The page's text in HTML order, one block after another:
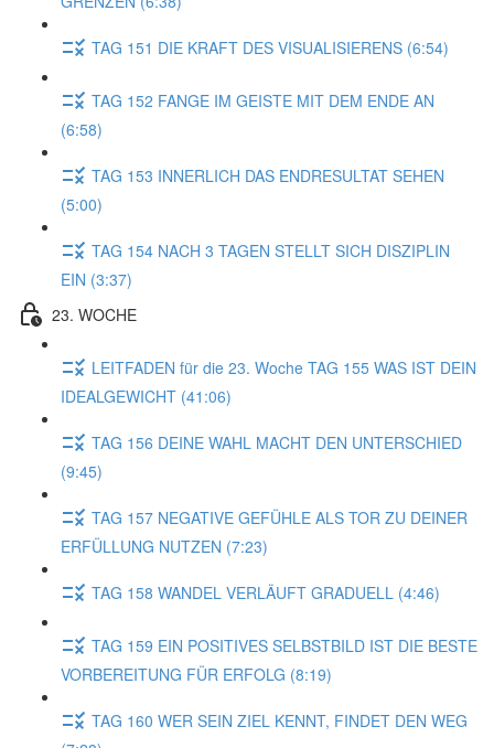
TAG 151 DIE KRAFT DES VISUALISIERENS (6:54)
TAG 152 FANGE IM GEISTE MIT DEM ENDE AN
(6:58)
TAG 153 INNERLICH DAS ENDRESULTAT SEHEN
(5:00)
TAG 154 NACH 3 TAGEN STELLT SICH DISZIPLIN
EIN (3:37)
23. WOCHE
LEITFADEN für die 23. Woche TAG 155 WAS IST DEIN
IDEALGEWICHT (41:06)
TAG 156 DEINE WAHL MACHT DEN UNTERSCHIED
(9:45)
TAG 157 NEGATIVE GEFÜHLE ALS TOR ZU DEINER
ERFÜLLUNG NUTZEN (7:23)
TAG 158 WANDEL VERLÄUFT GRADUELL (4:46)
TAG 159 EIN POSITIVES SELBSTBILD IST DIE BESTE
VORBEREITUNG FÜR ERFOLG (8:19)
TAG 160 WER SEIN ZIEL KENNT, FINDET DEN WEG